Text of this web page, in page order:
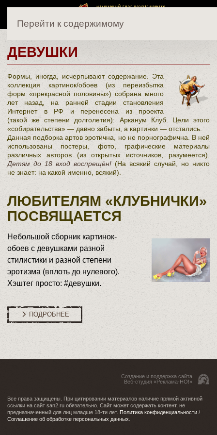
Перейти к содержимому
ДЕВУШКИ
Формы, иногда, исчерпывают содержание. Эта
коллекция картинок/обоев (из переизбытка
форм «прекрасной половины») собрана много
лет назад, на ранней стадии становления
Интернет в РФ и перенесена из проекта
(такой же степени долголетия): Арканум Клуб. Цели этого
«собирательства» — давно забыты, а картинки — отстались.
Данная подборка артов эротична, но не порнографична. В ней
использованы постеры, фото, графические материалы
различных авторов (из открытых источников, разумеется).
Детям до 18 вход воспрещён! (На всякий случай, но никто
не знает: на какой именно, всякий).
ЛЮБИТЕЛЯМ «КЛУБНИЧКИ»
ПОСВЯЩАЕТСЯ
Небольшой сборник картинок-
обоев с девушками разной
стилистики и разной степени
эротизма (вплоть до нулевого).
Хэштег просто: #девушки.
ПОДРОБНЕЕ
Создание и поддержка сайта
Веб-студия «Реклама-НО!»
Все права защищены. При цитировании материалов наличие прямой активной
ссылки на сайт san2.ru обязательно. Сайт может содержать контент, не
предназначенный для лиц младше 18-ти лет. Политика конфиденциальности /
Соглашение об обработке персональных данных